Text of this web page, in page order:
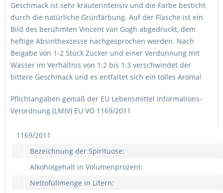
Geschmack ist sehr kräuterintensiv und die Farbe besticht
durch die natürliche Grünfärbung. Auf der Flasche ist ein
Bild des berühmten Vincent van Gogh abgedruckt, dem
heftige Absinthexzesse nachgesprochen werden. Nach
Beigabe von 1-2 Stück Zucker und einer Verdünnung mit
Wasser im Verhältnis von 1:2 bis 1:3 verschwindet der
bittere Geschmack und es entfaltet sich ein tolles Aroma!
Pflichtangaben gemäß der EU Lebensmittel Informations-
Verordnung (LMIV) EU VO 1169/2011
1169/2011
Bezeichnung der Spirituose:
Alkoholgehalt in Volumenprozent:
Nettofüllmenge in Litern: